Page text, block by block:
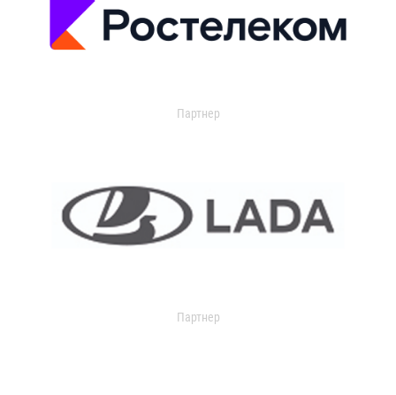
Партнер
Партнер